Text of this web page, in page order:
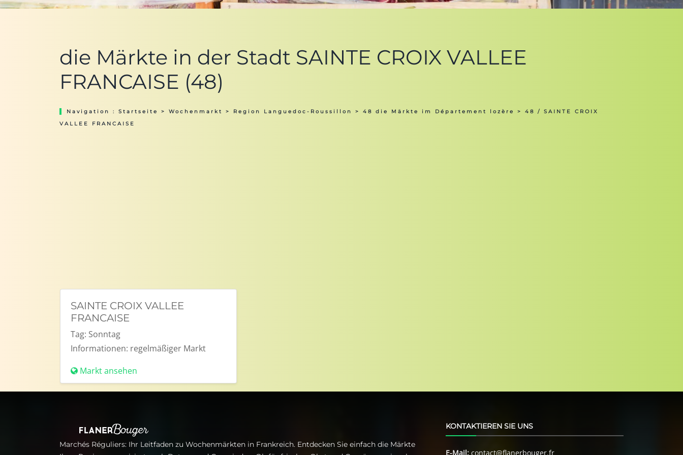
die Märkte in der Stadt SAINTE CROIX VALLEE
FRANCAISE (48)
Navigation : Startseite > Wochenmarkt > Region Languedoc-Roussillon > 48 die Märkte im Département lozère
> 48 / SAINTE CROIX
VALLEE FRANCAISE
SAINTE CROIX VALLEE
FRANCAISE
Tag: Sonntag
Informationen: regelmäßiger Markt
Markt ansehen
Marchés Réguliers: Ihr Leitfaden zu Wochenmärkten in Frankreich. Entdecken Sie einfach die Märkte
KONTAKTIEREN SIE UNS
E-Mail: contact@flanerbouger.fr